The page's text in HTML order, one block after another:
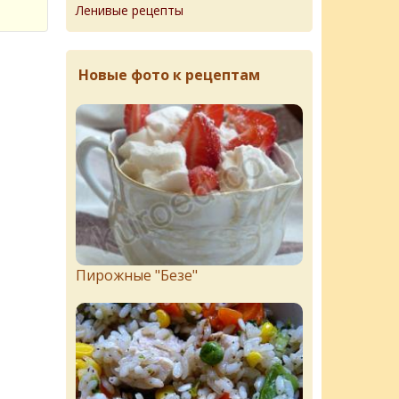
Ленивые рецепты
Новые фото к рецептам
Пирожныe "Бeзe"